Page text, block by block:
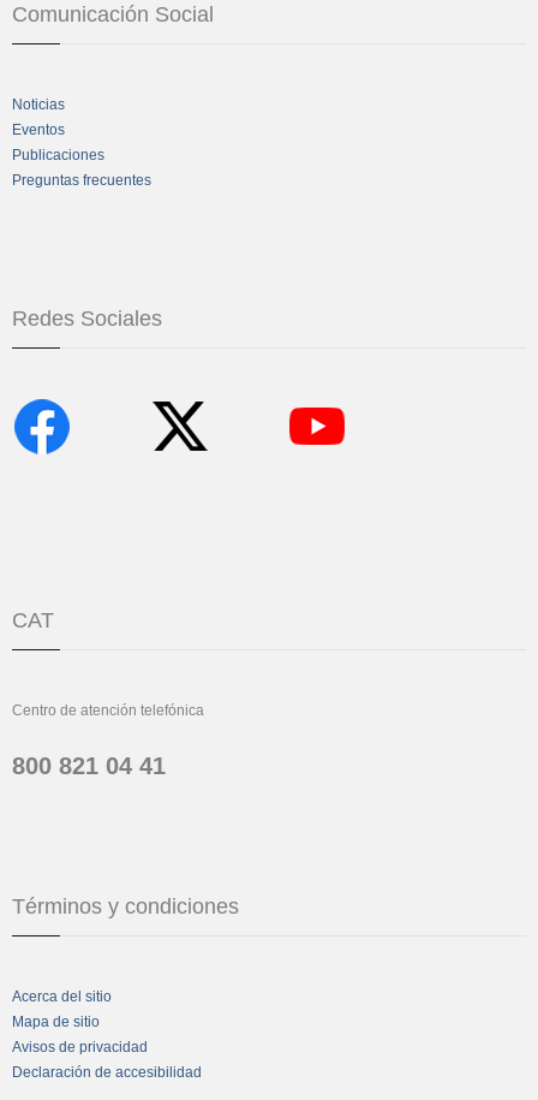
Comunicación Social
Noticias
Eventos
Publicaciones
Preguntas frecuentes
Redes Sociales
CAT
Centro de atención telefónica
800 821 04 41
Términos y condiciones
Acerca del sitio
Mapa de sitio
Avisos de privacidad
Declaración de accesibilidad